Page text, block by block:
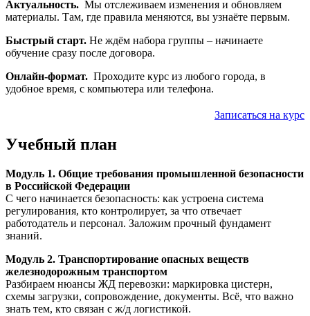
Актуальность. Мы отслеживаем изменения и обновляем
материалы. Там, где правила меняются, вы узнаёте первым.
Быстрый старт. Не ждём набора группы – начинаете
обучение сразу после договора.
Онлайн‑формат. Проходите курс из любого города, в
удобное время, с компьютера или телефона.
Записаться на курс
Учебный план
Модуль 1. Общие требования промышленной безопасности
в Российской Федерации
С чего начинается безопасность: как устроена система
регулирования, кто контролирует, за что отвечает
работодатель и персонал. Заложим прочный фундамент
знаний.
Модуль 2. Транспортирование опасных веществ
железнодорожным транспортом
Разбираем нюансы ЖД перевозки: маркировка цистерн,
схемы загрузки, сопровождение, документы. Всё, что важно
знать тем, кто связан с ж/д логистикой.